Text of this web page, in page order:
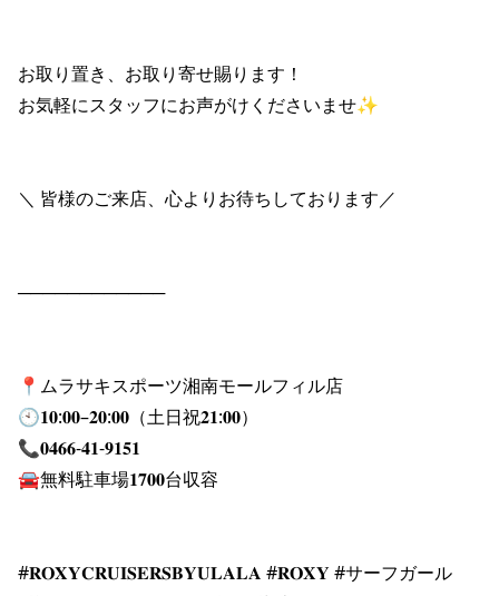
お取り置き、お取り寄せ賜ります！
お気軽にスタッフにお声がけくださいませ✨
＼ 皆様のご来店、心よりお待ちしております／
────────────
📍ムラサキスポーツ湘南モールフィル店
🕙𝟏𝟎:𝟎𝟎–𝟐𝟎:𝟎𝟎（土日祝𝟐𝟏:𝟎𝟎）
📞𝟎𝟒𝟔𝟔-𝟒𝟏-𝟗𝟏𝟓𝟏
🚘無料駐車場𝟏𝟕𝟎𝟎台収容
#𝐑𝐎𝐗𝐘𝐂𝐑𝐔𝐈𝐒𝐄𝐑𝐒𝐁𝐘𝐔𝐋𝐀𝐋𝐀 #𝐑𝐎𝐗𝐘 #サーフガール